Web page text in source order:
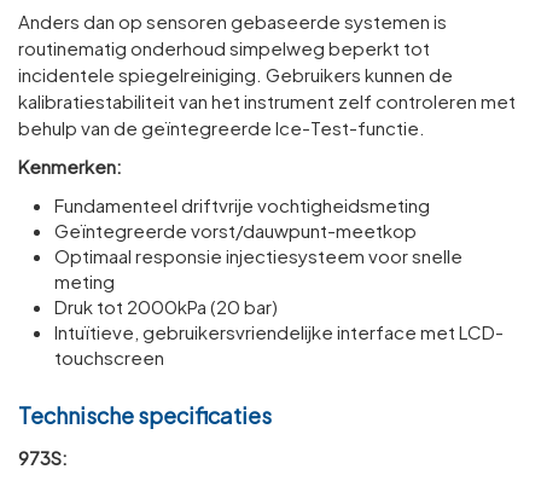
Anders dan op sensoren gebaseerde systemen is
routinematig onderhoud simpelweg beperkt tot
incidentele spiegelreiniging. Gebruikers kunnen de
kalibratiestabiliteit van het instrument zelf controleren met
behulp van de geïntegreerde Ice-Test-functie.
Kenmerken:
Fundamenteel driftvrije vochtigheidsmeting
Geïntegreerde vorst/dauwpunt-meetkop
Optimaal responsie injectiesysteem voor snelle
meting
Druk tot 2000kPa (20 bar)
Intuïtieve, gebruikersvriendelijke interface met LCD-
touchscreen
Technische specificaties
973S: